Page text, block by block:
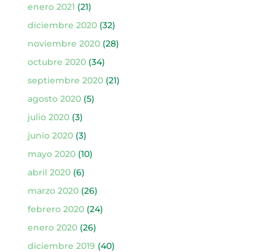
enero 2021 (21)
diciembre 2020(32)
noviembre 2020(28)
octubre 2020(34)
septiembre 2020(21)
agosto 2020(5)
julio 2020(3)
junio 2020(3)
mayo 2020(10)
abril 2020(6)
marzo 2020(26)
febrero 2020(24)
enero 2020(26)
diciembre 2019 (40)